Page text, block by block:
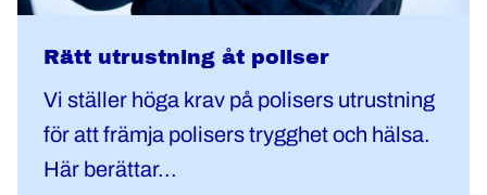
Rätt utrustning åt poliser
Vi ställer höga krav på polisers utrustning
för att främja polisers trygghet och hälsa.
Här berättar...